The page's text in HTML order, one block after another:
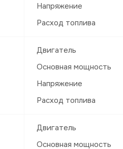
Напряжение
Расход топлива
Двигатель
Основная мощность
Напряжение
Расход топлива
Двигатель
Основная мощность